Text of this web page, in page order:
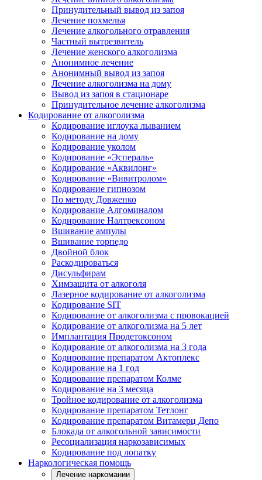
Принудительный вывод из запоя
Лечение похмелья
Лечение алкогольного отравления
Частный вытрезвитель
Лечение женского алкоголизма
Анонимное лечение
Анонимный вывод из запоя
Лечение алкоголизма на дому
Вывод из запоя в стационаре
Принудительное лечение алкоголизма
Кодирование от алкоголизма
Кодирование иглоука лыванием
Кодирование на дому
Кодирование уколом
Кодирование «Эспераль»
Кодирование «Аквилонг»
Кодирование «Вивитролом»
Кодирование гипнозом
По методу Довженко
Кодирование Алгоминалом
Кодирование Налтрексоном
Вшивание ампулы
Вшивание торпедо
Двойной блок
Раскодироваться
Дисульфирам
Химзащита от алкоголя
Лазерное кодирование от алкоголизма
Кодирование SIT
Кодирование от алкоголизма с провокацией
Кодирование от алкоголизма на 5 лет
Имплантация Продетоксоном
Кодирование от алкоголизма на 3 года
Кодирование препаратом Актоплекс
Кодирование на 1 год
Кодирование препаратом Колме
Кодирование на 3 месяца
Тройное кодирование от алкоголизма
Кодирование препаратом Тетлонг
Кодирование препаратом Витамерц Депо
Блокада от алкогольной зависимости
Ресоциализация наркозависимых
Кодирование под лопатку
Наркологическая помощь
Лечение наркомании